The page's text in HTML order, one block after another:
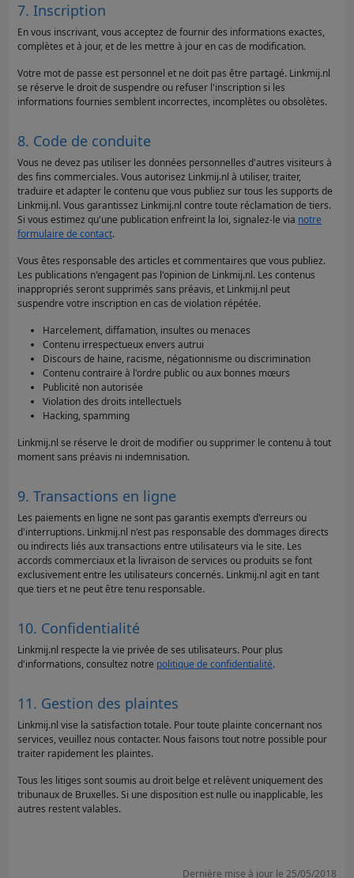
7. Inscription
En vous inscrivant, vous acceptez de fournir des informations exactes,
complètes et à jour, et de les mettre à jour en cas de modification.
Votre mot de passe est personnel et ne doit pas être partagé. Linkmij.nl
se réserve le droit de suspendre ou refuser l'inscription si les
informations fournies semblent incorrectes, incomplètes ou obsolètes.
8. Code de conduite
Vous ne devez pas utiliser les données personnelles d'autres visiteurs à
des fins commerciales. Vous autorisez Linkmij.nl à utiliser, traiter,
traduire et adapter le contenu que vous publiez sur tous les supports de
Linkmij.nl. Vous garantissez Linkmij.nl contre toute réclamation de tiers.
Si vous estimez qu'une publication enfreint la loi, signalez-le via notre
formulaire de contact.
Vous êtes responsable des articles et commentaires que vous publiez.
Les publications n'engagent pas l'opinion de Linkmij.nl. Les contenus
inappropriés seront supprimés sans préavis, et Linkmij.nl peut
suspendre votre inscription en cas de violation répétée.
Harcelement, diffamation, insultes ou menaces
Contenu irrespectueux envers autrui
Discours de haine, racisme, négationnisme ou discrimination
Contenu contraire à l'ordre public ou aux bonnes mœurs
Publicité non autorisée
Violation des droits intellectuels
Hacking, spamming
Linkmij.nl se réserve le droit de modifier ou supprimer le contenu à tout
moment sans préavis ni indemnisation.
9. Transactions en ligne
Les paiements en ligne ne sont pas garantis exempts d'erreurs ou
d'interruptions. Linkmij.nl n'est pas responsable des dommages directs
ou indirects liés aux transactions entre utilisateurs via le site. Les
accords commerciaux et la livraison de services ou produits se font
exclusivement entre les utilisateurs concernés. Linkmij.nl agit en tant
que tiers et ne peut être tenu responsable.
10. Confidentialité
Linkmij.nl respecte la vie privée de ses utilisateurs. Pour plus
d'informations, consultez notre politique de confidentialité.
11. Gestion des plaintes
Linkmij.nl vise la satisfaction totale. Pour toute plainte concernant nos
services, veuillez nous contacter. Nous faisons tout notre possible pour
traiter rapidement les plaintes.
Tous les litiges sont soumis au droit belge et relèvent uniquement des
tribunaux de Bruxelles. Si une disposition est nulle ou inapplicable, les
autres restent valables.
Dernière mise à jour le 25/05/2018